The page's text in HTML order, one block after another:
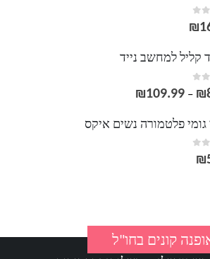
₪
קליל למחשב נייד
₪
–
₪109.99
גומי פלטמורה נשים איקס
₪
קונים בחו"ל